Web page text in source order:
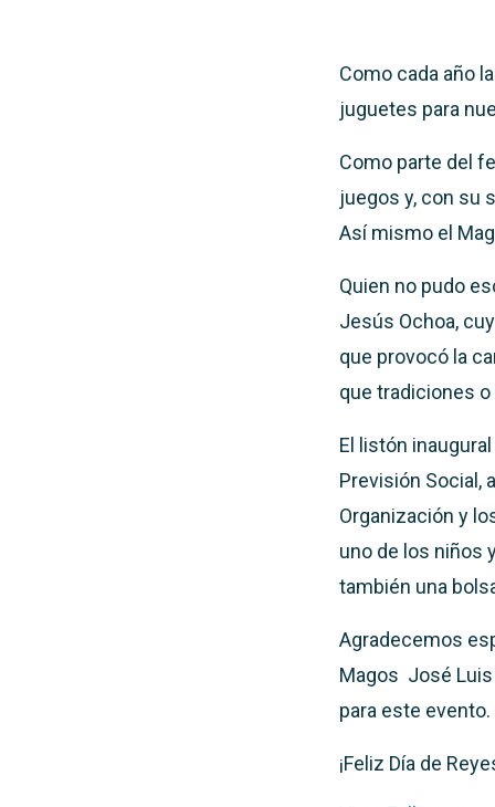
Como cada año
juguetes para
Como parte del
juegos y, con su
Así mismo el
Quien no pudo
Jesús Ochoa,
que provocó la
que tradiciones
El listón
Previsión Social,
Organización y
uno de los niños
también una
Agradecemos
Magos José Luis
para este evento.
¡Feliz Día de